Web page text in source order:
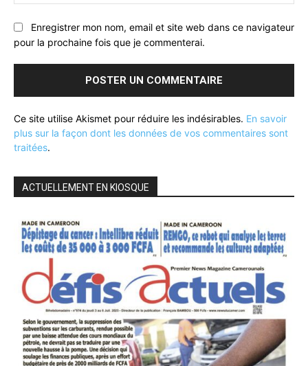
Enregistrer mon nom, email et site web dans ce navigateur
pour la prochaine fois que je commenterai.
Ce site utilise Akismet pour réduire les indésirables. En savoir
plus sur la façon dont les données de vos commentaires sont
traitées.
ACTUELLEMENT EN KIOSQUE